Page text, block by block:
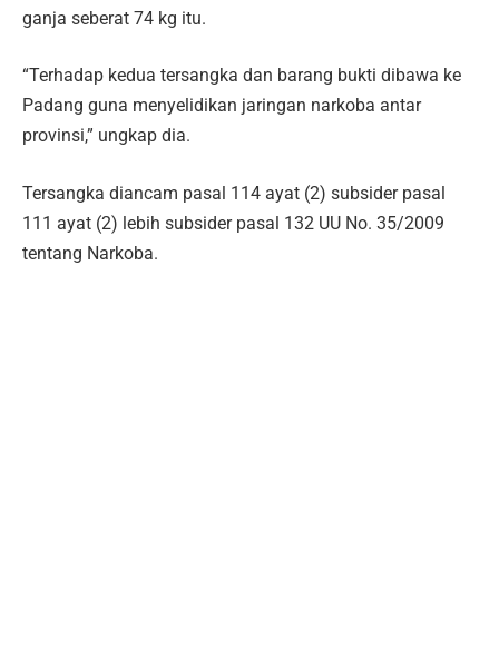
ganja seberat 74 kg itu.
“Terhadap kedua tersangka dan barang bukti dibawa ke
Padang guna menyelidikan jaringan narkoba antar
provinsi,” ungkap dia.
Tersangka diancam pasal 114 ayat (2) subsider pasal
111 ayat (2) lebih subsider pasal 132 UU No. 35/2009
tentang Narkoba.